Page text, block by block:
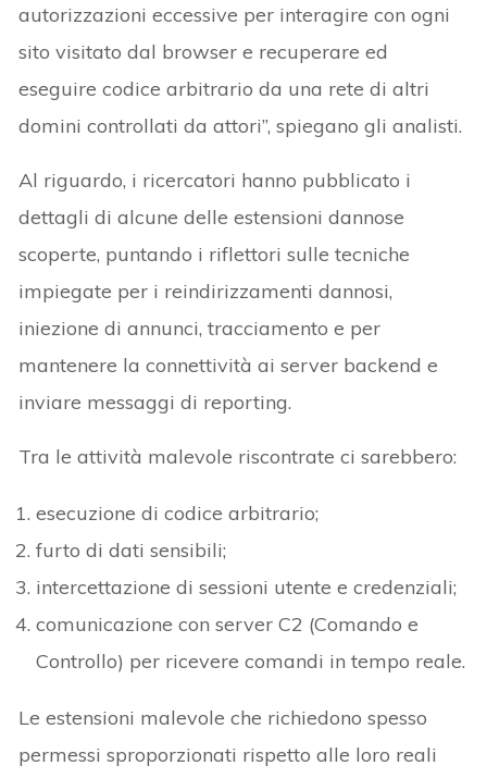
autorizzazioni eccessive per interagire con ogni
sito visitato dal browser e recuperare ed
eseguire codice arbitrario da una rete di altri
domini controllati da attori”, spiegano gli analisti.
Al riguardo, i ricercatori hanno pubblicato i
dettagli di alcune delle estensioni dannose
scoperte, puntando i riflettori sulle tecniche
impiegate per i reindirizzamenti dannosi,
iniezione di annunci, tracciamento e per
mantenere la connettività ai server backend e
inviare messaggi di reporting.
Tra le attività malevole riscontrate ci sarebbero:
esecuzione di codice arbitrario;
furto di dati sensibili;
intercettazione di sessioni utente e credenziali;
comunicazione con server C2 (Comando e
Controllo) per ricevere comandi in tempo reale.
Le estensioni malevole che richiedono spesso
permessi sproporzionati rispetto alle loro reali